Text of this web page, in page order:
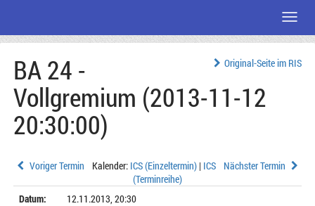
Seiteninhalt
Original-Seite im RIS
BA 24 -
Vollgremium (2013-11-12
20:30:00)
Nächster Termin
Voriger Termin Kalender: ICS (Einzeltermin) | ICS
(Terminreihe)
Datum:
12.11.2013, 20:30